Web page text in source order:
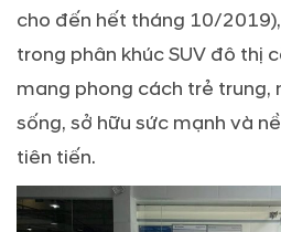
cho đến hết tháng 10/
trong phân khúc SUV đô thị
mang phong cách trẻ trung,
sống, sở hữu sức mạnh và
tiên tiến.